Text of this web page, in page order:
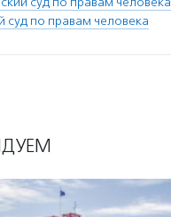
суд по правам человека